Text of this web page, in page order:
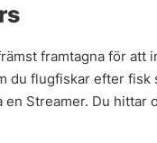
framtagna för att
du flugfiskar efter fisk
en Streamer. Du hittar